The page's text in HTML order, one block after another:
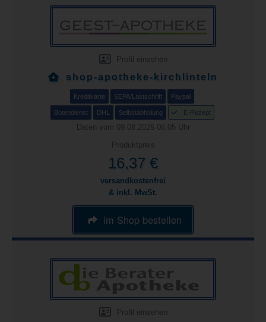
Profil einsehen
shop-apotheke-kirchlinteln
Kreditkarte SEPA/Lastschrift Paypal
Botendienst DHL Selbstabholung E-Rezept
Daten vom 09.08.2026 06:05 Uhr
Produktpreis
16,37 €
versandkostenfrei
& inkl. MwSt.
im Shop bestellen
Profil einsehen